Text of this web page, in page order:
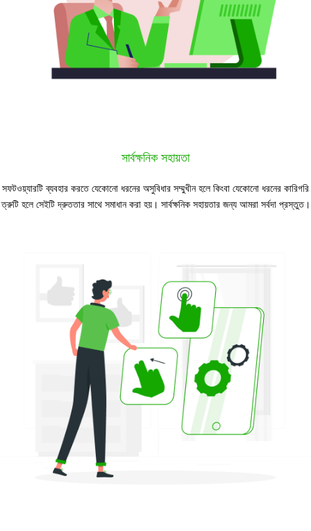
সার্বক্ষনিক সহায়তা
সফটওয়্যারটি ব্যবহার করতে যেকোনো ধরনের অসুবিধার সম্মুখীন হলে কিংবা যেকোনো ধরনের কারিগরি
ত্রুটি হলে সেইটি দ্রুততার সাথে সমাধান করা হয়। সার্বক্ষনিক সহায়তার জন্য আমরা সর্বদা প্রস্তুত।